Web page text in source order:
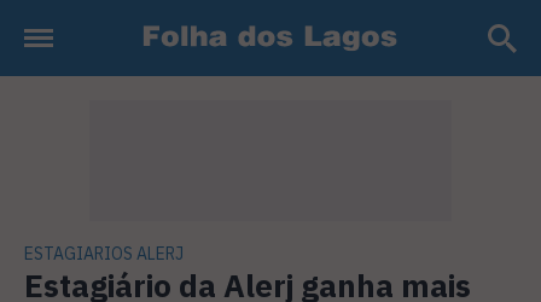
ESTAGIARIOS ALERJ
Estagiário da Alerj ganha mais